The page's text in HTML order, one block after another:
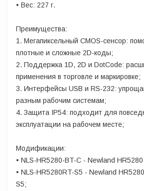
• Вес: 227 г.
Преимущества:
1. Мегапиксельный CMOS-сенсор:
плотные и сложные 2D-коды;
2. Поддержка 1D, 2D и DotCode:
применения в торговле и маркировке;
3. Интерфейсы USB и RS-232:
разным рабочим системам;
4. Защита IP54: подходит для
эксплуатации на рабочем месте;
Модификации:
• NLS-HR5280-BT-C - Newland
• NLS-HR5280RT-S5 - Newland
S5;